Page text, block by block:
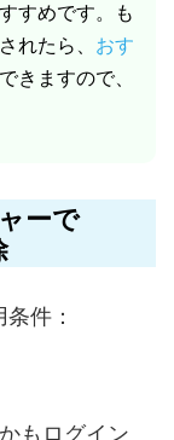
すめです。も
れたら、 おす
きますので、
ーで
件：
もログイン